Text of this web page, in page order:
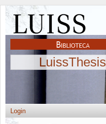
LuissThesis
Login